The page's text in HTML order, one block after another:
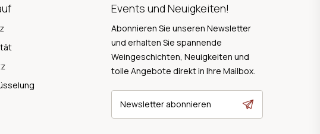
Events und Neuigkeiten!
Abonnieren Sie unseren Newsletter
und erhalten Sie spannende
Weingeschichten, Neuigkeiten und
tolle Angebote direkt in Ihre Mailbox.
Newsletter abonnieren